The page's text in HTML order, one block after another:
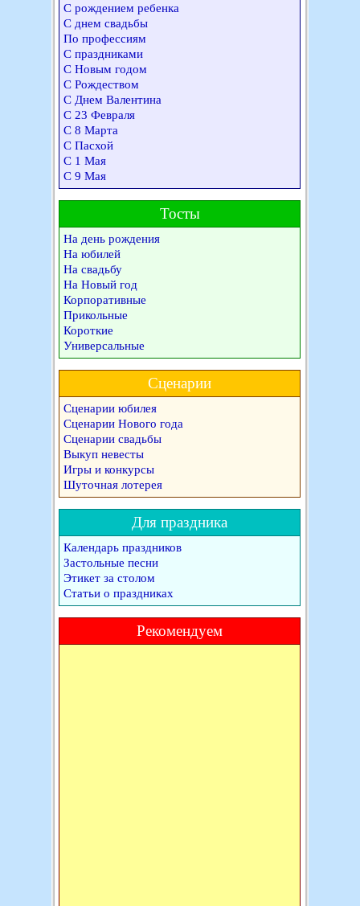
С рождением ребенка
С днем свадьбы
По профессиям
С праздниками
С Новым годом
С Рождеством
С Днем Валентина
С 23 Февраля
С 8 Марта
С Пасхой
С 1 Мая
С 9 Мая
Тосты
На день рождения
На юбилей
На свадьбу
На Новый год
Корпоративные
Прикольные
Короткие
Универсальные
Сценарии
Сценарии юбилея
Сценарии Нового года
Сценарии свадьбы
Выкуп невесты
Игры и конкурсы
Шуточная лотерея
Для праздника
Календарь праздников
Застольные песни
Этикет за столом
Статьи о праздниках
Рекомендуем